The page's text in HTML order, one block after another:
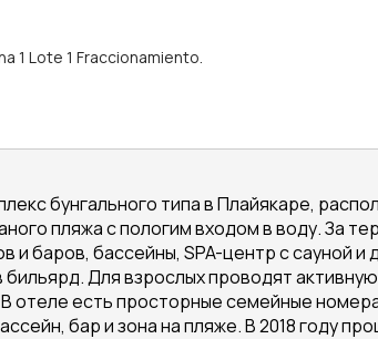
1 Lote 1 Fraccionamiento.
бунгального типа в Плайякаре,
пляжа с пологим входом в воду. За
и баров, бассейны, SPA-центр с сауной
Для взрослых проводят
отеле есть просторные семейные
бар и зона на пляже. В 2018 году